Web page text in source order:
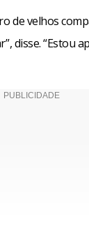
de velhos
disse. “Estou